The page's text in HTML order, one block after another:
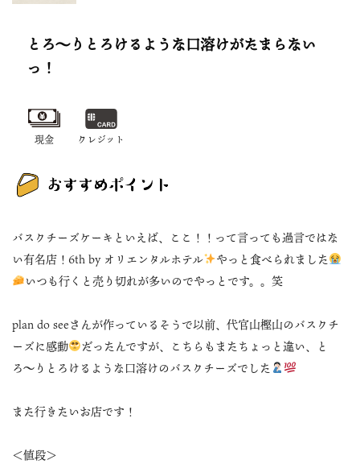
とろ〜りとろけるような口溶けがたまらない
っ！
現金 クレジット
バスクチーズケーキといえば、ここ！！って言っても過言ではな
い有名店！6th by オリエンタルホテル
やっと食べられました
いつも行くと売り切れが多いのでやっとです。。笑
plan do seeさんが作っているそうで以前、代官山樫山のバスクチ
ーズに感動
だったんですが、こちらもまたちょっと違い、と
ろ〜りとろけるような口溶けのバスクチーズでした
また行きたいお店です！
＜値段＞